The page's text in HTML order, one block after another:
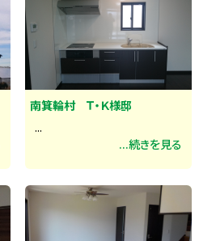
南箕輪村 Ｔ・Ｋ様邸
...
...続きを見る